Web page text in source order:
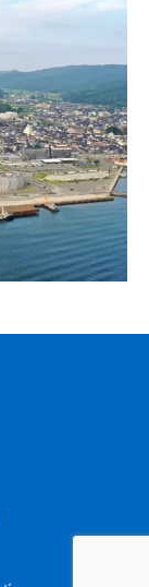
今日の白米千枚田
2022.04.10